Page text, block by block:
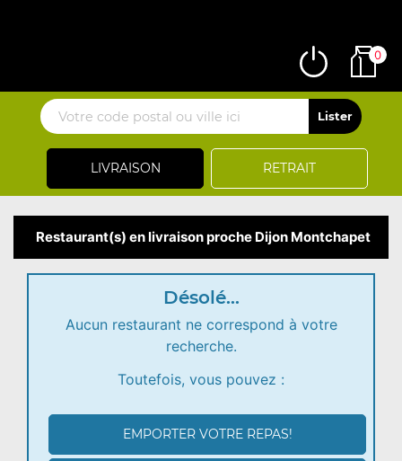
LIVRAISON RETRAIT
0
Restaurant(s) en livraison proche Dijon Montchapet
Désolé...
Aucun restaurant ne correspond à votre
recherche.
Toutefois, vous pouvez :
EMPORTER VOTRE REPAS!